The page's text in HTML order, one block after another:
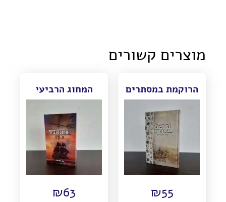
מוצרים קשורים
הרוקמת במסתרים
₪55
המחוג הרביעי
₪63